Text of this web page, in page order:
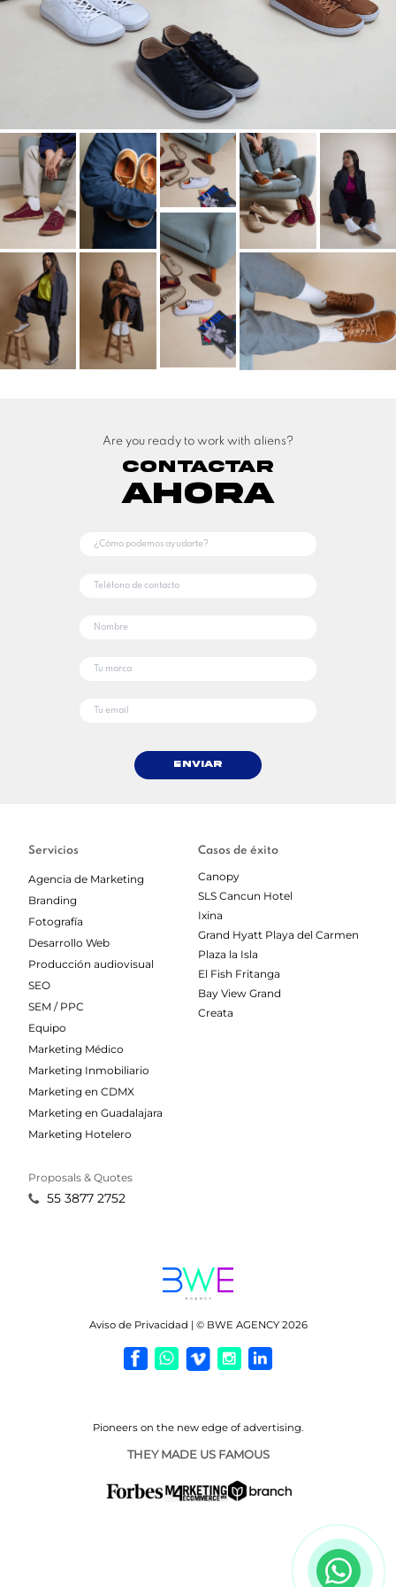
Are you ready to work with aliens?
Contactar
Ahora
Enviar
Servicios
Agencia de Marketing
Branding
Fotografía
Desarrollo Web
Producción audiovisual
SEO
SEM / PPC
Equipo
Marketing Médico
Marketing Inmobiliario
Marketing en CDMX
Marketing en Guadalajara
Marketing Hotelero
Proposals & Quotes
55 3877 2752
Casos de éxito
Canopy
SLS Cancun Hotel
Ixina
Grand Hyatt Playa del Carmen
Plaza la Isla
El Fish Fritanga
Bay View Grand
Creata
Aviso de Privacidad | © BWE AGENCY 2026
Pioneers on the new edge of advertising.
THEY MADE US FAMOUS